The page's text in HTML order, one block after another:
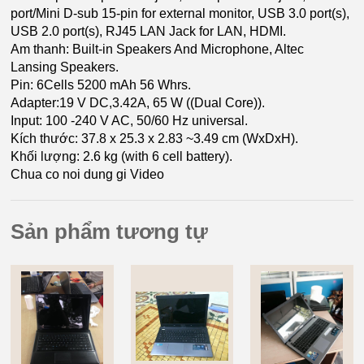
port/Mini D-sub 15-pin for external monitor, USB 3.0 port(s),
USB 2.0 port(s), RJ45 LAN Jack for LAN, HDMI.
Am thanh: Built-in Speakers And Microphone, Altec
Lansing Speakers.
Pin: 6Cells 5200 mAh 56 Whrs.
Adapter:19 V DC,3.42A, 65 W ((Dual Core)).
Input: 100 -240 V AC, 50/60 Hz universal.
Kích thước: 37.8 x 25.3 x 2.83 ~3.49 cm (WxDxH).
Khối lượng: 2.6 kg (with 6 cell battery).
Chua co noi dung gi Video
Sản phẩm tương tự